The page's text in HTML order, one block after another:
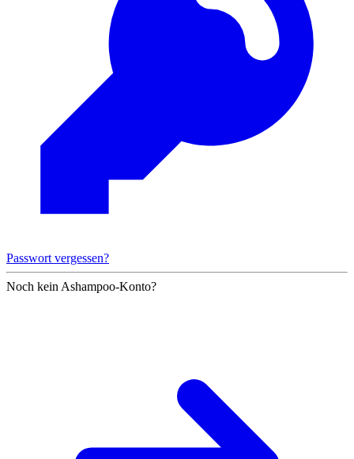
Passwort vergessen?
Noch kein Ashampoo-Konto?